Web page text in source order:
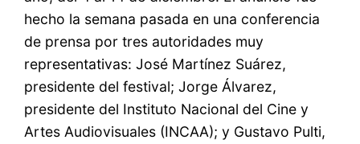
hecho la semana pasada en una conferencia
de prensa por tres autoridades muy
representativas: José Martínez Suárez,
presidente del festival; Jorge Álvarez,
presidente del Instituto Nacional del Cine y
Artes Audiovisuales (INCAA); y Gustavo Pulti,